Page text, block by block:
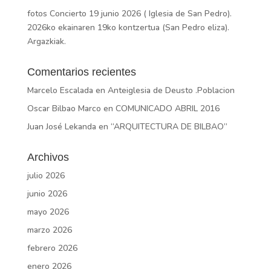
fotos Concierto 19 junio 2026 ( Iglesia de San Pedro).
2026ko ekainaren 19ko kontzertua (San Pedro eliza).
Argazkiak.
Comentarios recientes
Marcelo Escalada en Anteiglesia de Deusto .Poblacion
Oscar Bilbao Marco en COMUNICADO ABRIL 2016
Juan José Lekanda en “ARQUITECTURA DE BILBAO”
Archivos
julio 2026
junio 2026
mayo 2026
marzo 2026
febrero 2026
enero 2026